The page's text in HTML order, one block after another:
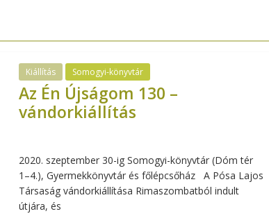
Kiállítás Somogyi-könyvtár
Az Én Újságom 130 –
vándorkiállítás
2020. szeptember 30-ig Somogyi-könyvtár (Dóm tér
1–4.), Gyermekkönyvtár és főlépcsőház A Pósa Lajos
Társaság vándorkiállítása Rimaszombatból indult
útjára, és